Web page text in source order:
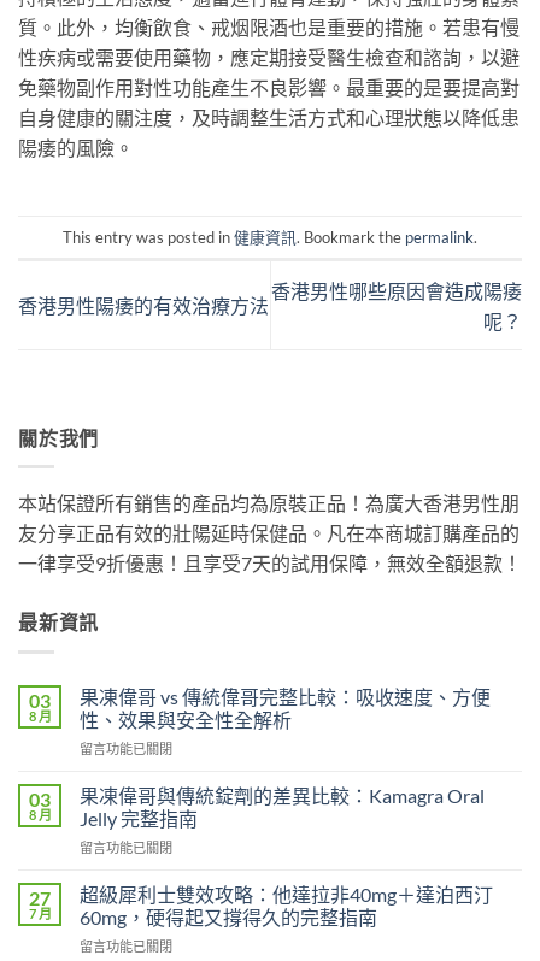
質。此外，均衡飲食、戒烟限酒也是重要的措施。若患有慢
性疾病或需要使用藥物，應定期接受醫生檢查和諮詢，以避
免藥物副作用對性功能產生不良影響。最重要的是要提高對
自身健康的關注度，及時調整生活方式和心理狀態以降低患
陽痿的風險。
This entry was posted in健康資訊. Bookmark the permalink.
香港男性陽痿的有效治療方法
香港男性哪些原因會造成陽痿
呢？
關於我們
本站保證所有銷售的產品均為原裝正品！為廣大香港男性朋
友分享正品有效的壯陽延時保健品。凡在本商城訂購產品的
一律享受9折優惠！且享受7天的試用保障，無效全額退款！
最新資訊
03
8 月
果凍偉哥 vs 傳統偉哥完整比較：吸收速度、方便
性、效果與安全性全解析
在
凍
偉
哥
vs
統
偉
完
留言功能已關閉
03
8 月
果凍偉哥與傳統錠劑的差異比較：Kamagra Oral
Jelly 完整指南
在
凍
偉
哥
與
留言功能已關閉
27
7 月
超級犀利士雙效攻略：他達拉非40mg＋達泊西汀
60mg，硬得起又撐得久的完整指南
在
留言功能已關閉